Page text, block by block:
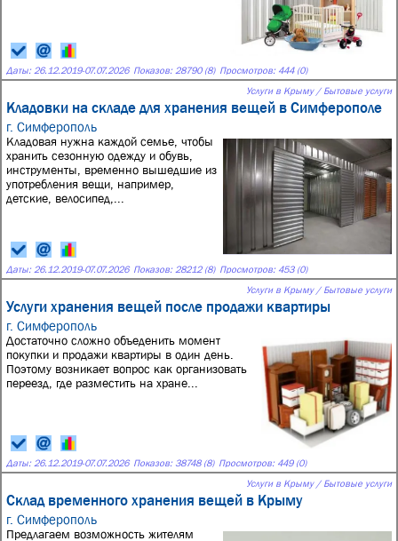
Даты: 26.12.2019-07.07.2026 Показов: 28790 (8) Просмотров: 444 (0)
Услуги в Крыму / Бытовые услуги
Кладовки на складе для хранения вещей в Симферополе
г. Симферополь
Кладовая нужна каждой семье, чтобы
хранить сезонную одежду и обувь,
инструменты, временно вышедшие из
употребления вещи, например,
детские, велосипед,...
Даты: 26.12.2019-07.07.2026 Показов: 28212 (8) Просмотров: 453 (0)
Услуги в Крыму / Бытовые услуги
Услуги хранения вещей после продажи квартиры
г. Симферополь
Достаточно сложно объеденить момент
покупки и продажи квартиры в один день.
Поэтому возникает вопрос как организовать
переезд, где разместить на хране...
Даты: 26.12.2019-07.07.2026 Показов: 38748 (8) Просмотров: 449 (0)
Услуги в Крыму / Бытовые услуги
Cклад временного хранения вещей в Крыму
г. Симферополь
Предлагаем возможность жителям